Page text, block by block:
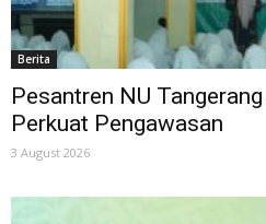
Berita
Pesantren NU
Perkuat Pengawasan
3 August 2026